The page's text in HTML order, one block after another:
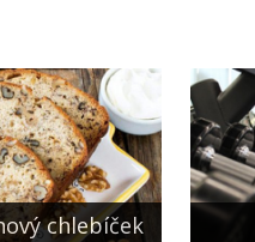
chlebíček